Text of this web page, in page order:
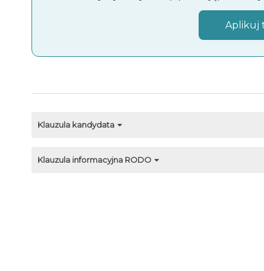
Aplikuj
Klauzula kandydata
Klauzula informacyjna RODO